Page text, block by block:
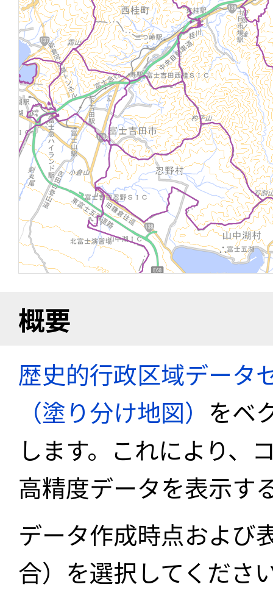
概要
歴史的行政区域データ
（塗り分け地図） をベ
します。これにより、
高精度データを表示す
データ作成時点および
合）を選択してくださ